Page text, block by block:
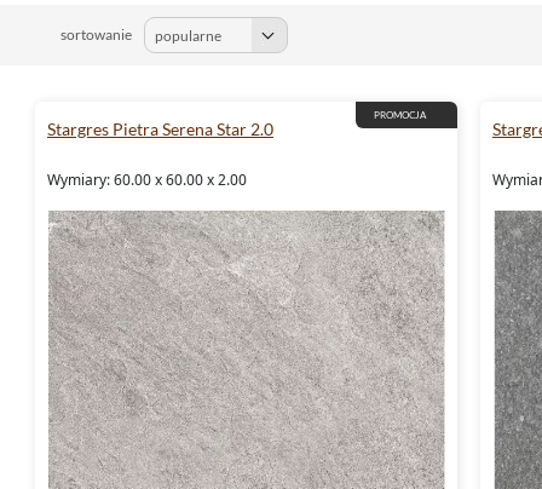
sortowanie
PROMOCJA
Stargres Pietra Serena Star 2.0
Wymiary: 60.00 x 60.00 x 2.00